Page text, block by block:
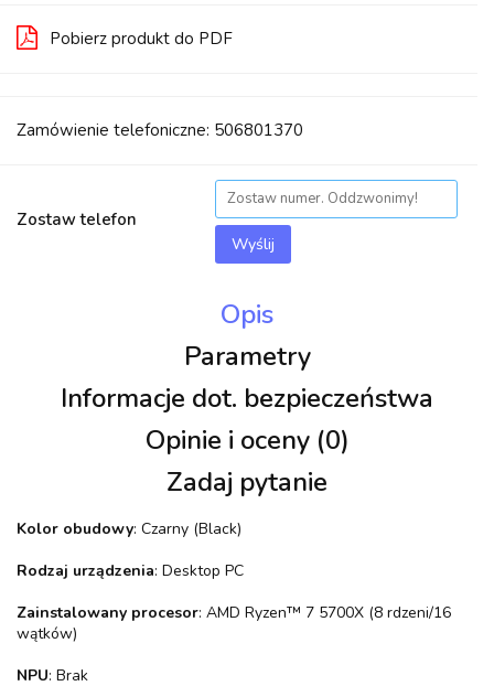
Pobierz produkt do PDF
Zamówienie telefoniczne: 506801370
Zostaw telefon
Wyślij
Opis
Parametry
Informacje dot. bezpieczeństwa
Opinie i oceny (0)
Zadaj pytanie
Kolor obudowy: Czarny (Black)
Rodzaj urządzenia: Desktop PC
Zainstalowany procesor: AMD Ryzen™ 7 5700X (8 rdzeni/16
wątków)
NPU: Brak